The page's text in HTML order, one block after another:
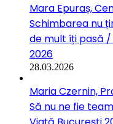
Mara Epuraș,
Schimbarea nu
de mult îți pasă
2026
28.03.2026
Maria Czernin,
Să nu ne fie